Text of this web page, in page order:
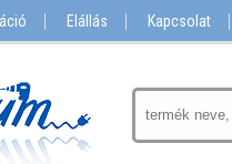
Elállás Kapcsolat